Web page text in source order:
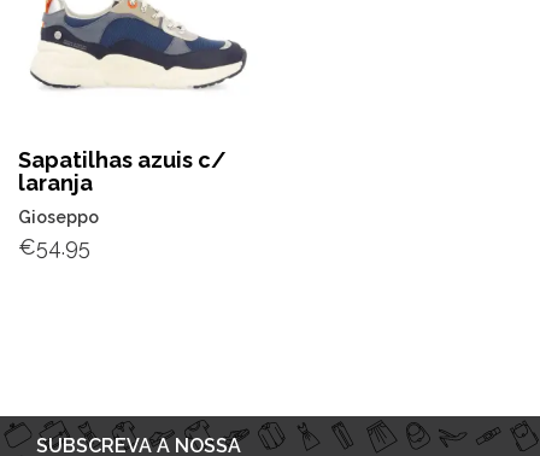
Sapatilhas azuis c/
laranja
Gioseppo
€54.95
SUBSCREVA A NOSSA